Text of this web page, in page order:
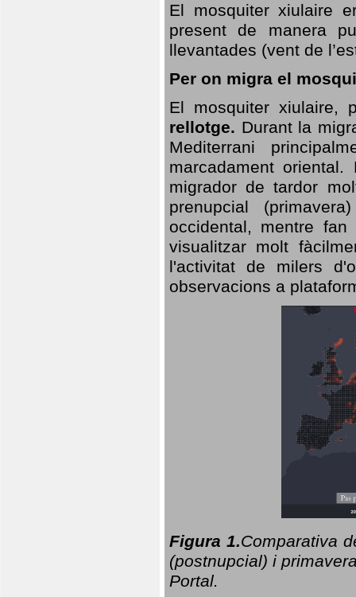
El mosquiter xiulaire
present de manera
llevantades (vent de
Per on migra el
El mosquiter xiulaire,
rellotge. Durant la
Mediterrani
marcadament
migrador de tardor
prenupcial
occidental, mentre
visualitzar molt
l'activitat de milers
observacions a
Figura 1.Comparativa
(postnupcial) i
Portal.